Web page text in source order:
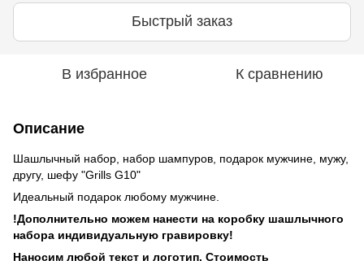
Быстрый заказ
В избранное К сравнению
Описание
Шашлычный набор, набор шампуров, подарок мужчине, мужу,
другу, шефу "Grills G10"
Идеальный подарок любому мужчине.
!Дополнительно можем нанести на коробку шашлычного
набора индивидуальную гравировку!
Наносим любой текст и логотип. Стоимость